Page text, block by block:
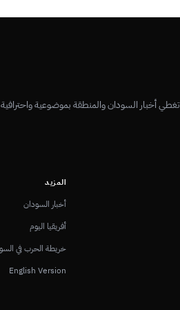
أخبار السودان والمنطقة بموضوعية
المزيد
أخبار السودان
أفريقيا اليوم
خريطة الحرب في
English Version